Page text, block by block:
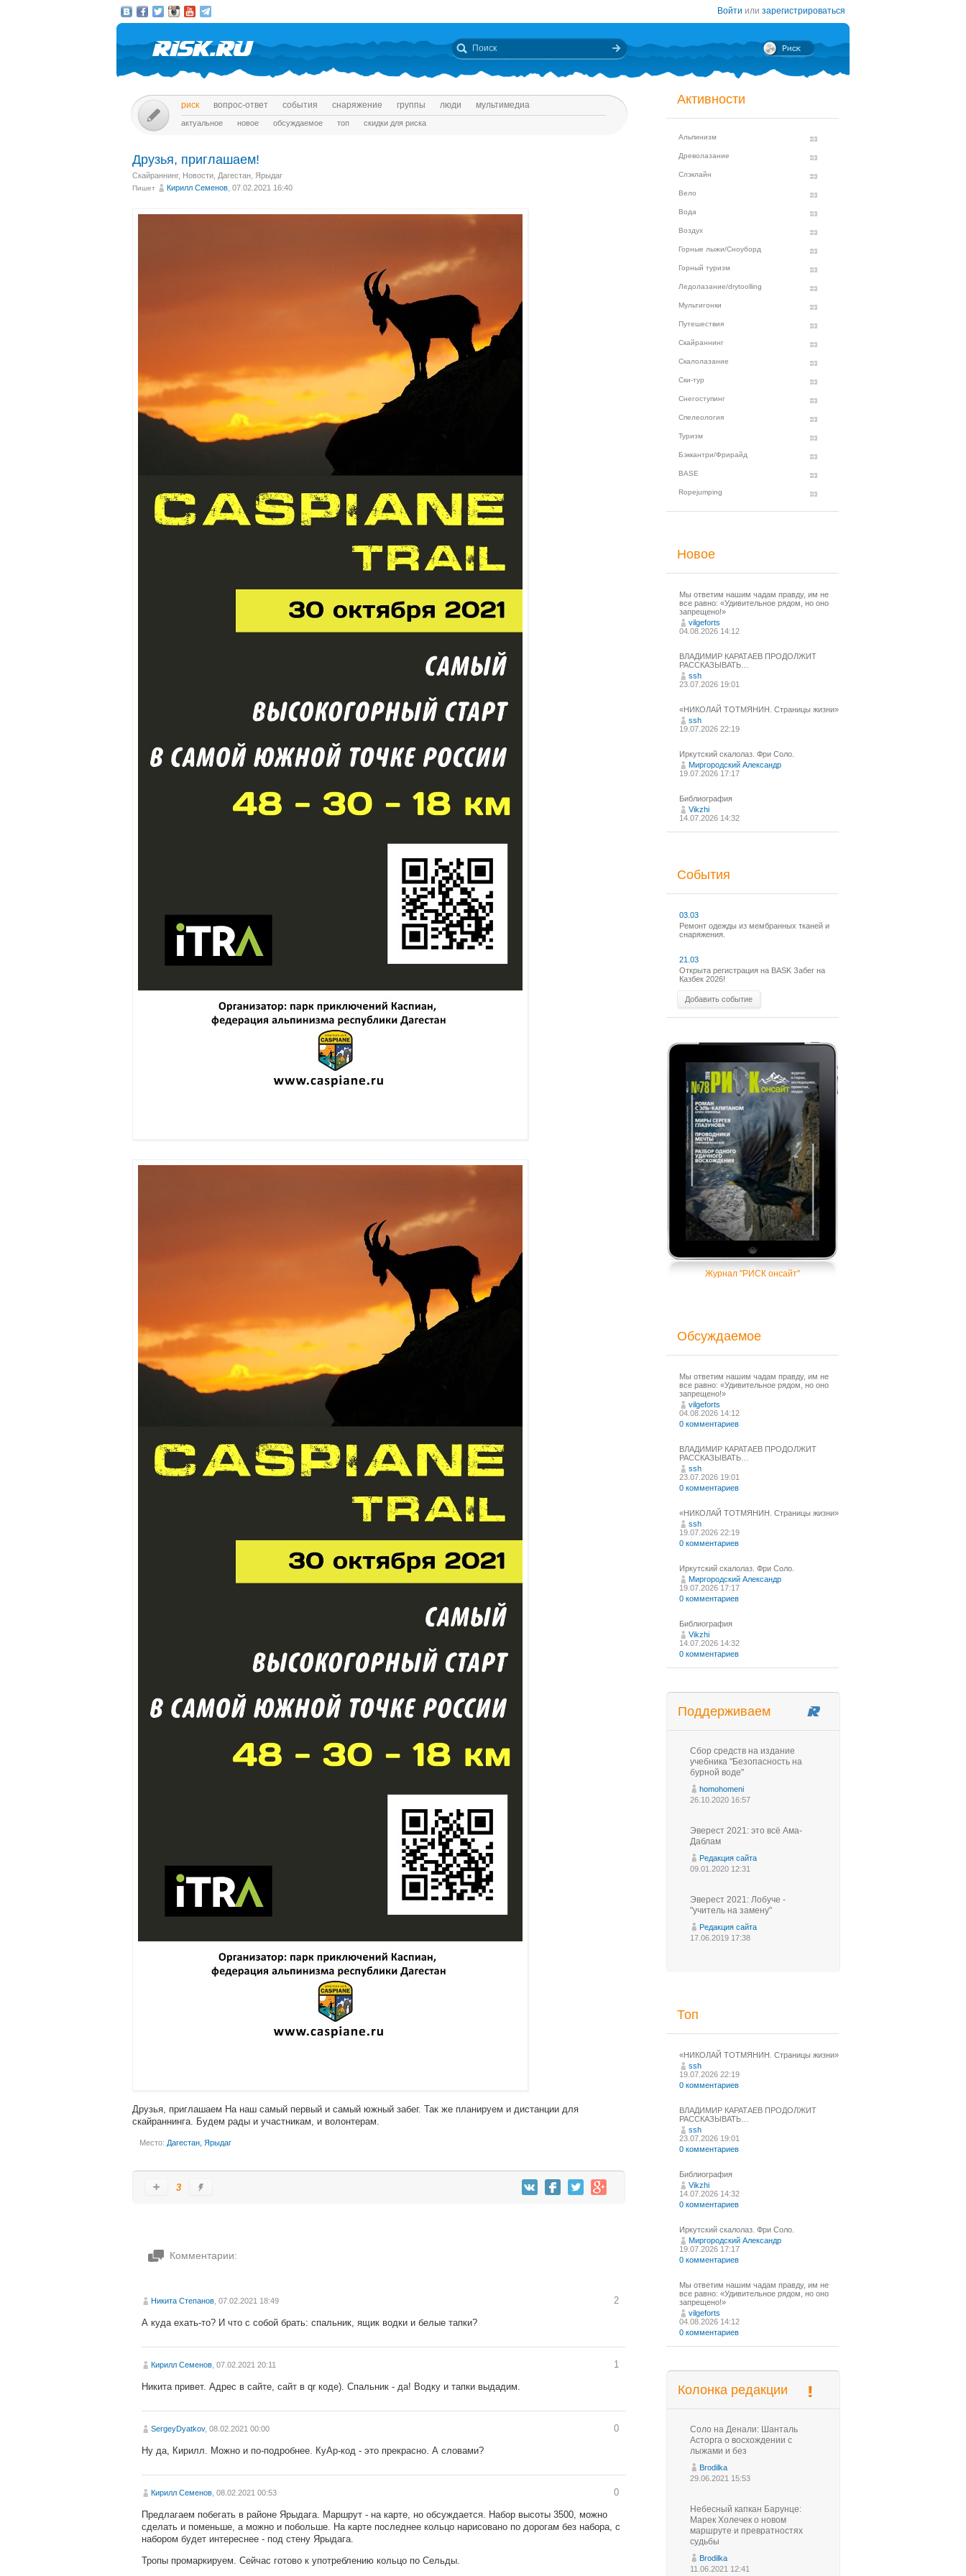
Войти или зарегистрироваться
риск вопрос-ответ события снаряжение группы люди мультимедиа
актуальное новое обсуждаемое топ скидки для риска
Друзья, приглашаем!
Скайраннинг, Новости Дагестан, Ярыдаг
Пишет Кирилл Семенов , 07.02.2021 16:40
Друзья, приглашаем На наш самый первый и самый южный забег. Так же планируем и дистанции для
скайраннинга. Будем рады и участникам, и волонтерам.
Место: Дагестан, Ярыдаг
3
Комментарии:
Никита Степанов , 07.02.2021 18:49 2
А куда ехать-то? И что с собой брать: спальник, ящик водки и белые тапки?
Кирилл Семенов , 07.02.2021 20:11 1
Никита привет. Адрес в сайте, сайт в qr коде). Спальник - да! Водку и тапки выдадим.
SergeyDyatkov, 08.02.2021 00:00 0
Ну да, Кирилл. Можно и по-подробнее. КуАр-код - это прекрасно. А словами?
Кирилл Семенов , 08.02.2021 00:53 0
Предлагаем побегать в районе Ярыдага. Маршрут - на карте, но обсуждается. Набор высоты 3500, можно
сделать и поменьше, а можно и побольше. На карте последнее кольцо нарисовано по дорогам без набора, с
набором будет интереснее - под стену Ярыдага.
Тропы промаркируем. Сейчас готово к употреблению кольцо по Сельды.
Активности
Альпинизм
Древолазание
Слэклайн
Вело
Вода
Воздух
Горные лыжи/Сноуборд
Горный туризм
Ледолазание/drytoolling
Мультигонки
Путешествия
Скайраннинг
Скалолазание
Ски-тур
Снегоступинг
Спелеология
Туризм
Бэккантри/Фрирайд
BASE
Ropejumping
Новое
Мы ответим нашим чадам правду, им не
все равно: «Удивительное рядом, но оно
запрещено!»
vilgeforts
04.08.2026 14:12
ВЛАДИМИР КАРАТАЕВ ПРОДОЛЖИТ
РАССКАЗЫВАТЬ…
ssh
23.07.2026 19:01
«НИКОЛАЙ ТОТМЯНИН. Страницы жизни»
ssh
19.07.2026 22:19
Иркутский скалолаз. Фри Соло.
Миргородский Александр
19.07.2026 17:17
Библиография
Vikzhi
14.07.2026 14:32
События
03.03
Ремонт одежды из мембранных тканей и
снаряжения.
21.03
Открыта регистрация на BASK Забег на
Казбек 2026!
Добавить событие
Журнал "РИСК онсайт"
Обсуждаемое
Мы ответим нашим чадам правду, им не
все равно: «Удивительное рядом, но оно
запрещено!»
vilgeforts
04.08.2026 14:12
0 комментариев
ВЛАДИМИР КАРАТАЕВ ПРОДОЛЖИТ
РАССКАЗЫВАТЬ…
ssh
23.07.2026 19:01
0 комментариев
«НИКОЛАЙ ТОТМЯНИН. Страницы жизни»
ssh
19.07.2026 22:19
0 комментариев
Иркутский скалолаз. Фри Соло.
Миргородский Александр
19.07.2026 17:17
0 комментариев
Библиография
Vikzhi
14.07.2026 14:32
0 комментариев
Поддерживаем
Сбор средств на издание
учебника "Безопасность на
бурной воде"
homohomeni
26.10.2020 16:57
Эверест 2021: это всё Ама-
Даблам
Редакция сайта
09.01.2020 12:31
Эверест 2021: Лобуче -
"учитель на замену"
Редакция сайта
17.06.2019 17:38
Топ
«НИКОЛАЙ ТОТМЯНИН. Страницы жизни»
ssh
19.07.2026 22:19
0 комментариев
ВЛАДИМИР КАРАТАЕВ ПРОДОЛЖИТ
РАССКАЗЫВАТЬ…
ssh
23.07.2026 19:01
0 комментариев
Библиография
Vikzhi
14.07.2026 14:32
0 комментариев
Иркутский скалолаз. Фри Соло.
Миргородский Александр
19.07.2026 17:17
0 комментариев
Мы ответим нашим чадам правду, им не
все равно: «Удивительное рядом, но оно
запрещено!»
vilgeforts
04.08.2026 14:12
0 комментариев
Колонка редакции
Соло на Денали: Шанталь
Асторга о восхождении с
лыжами и без
Brodilka
29.06.2021 15:53
Небесный капкан Барунце:
Марек Холечек о новом
маршруте и превратностях
судьбы
Brodilka
11.06.2021 12:41